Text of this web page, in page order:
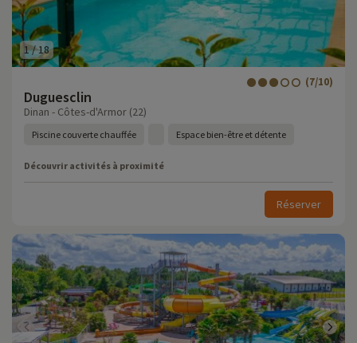
1/18
Duguesclin
(7/10)
Dinan - Côtes-d'Armor (22)
Piscine couverte chauffée Espace bien-être et détente
Découvrir activités à proximité
Réserver